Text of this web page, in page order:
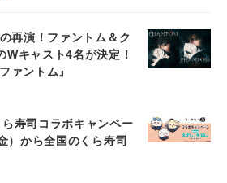
再演！ファントム＆ク
Wキャスト4名が決定！
ァントム』
ら寿司コラボキャンペー
）から全国のくら寿司